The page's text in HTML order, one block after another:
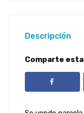
Descripción
Comparte